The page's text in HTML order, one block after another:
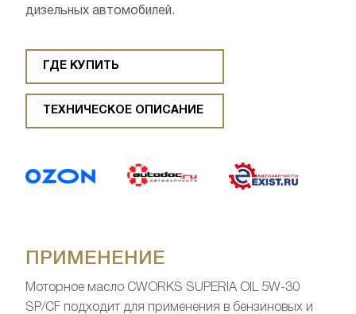
дизельных автомобилей.
ГДЕ КУПИТЬ
ТЕХНИЧЕСКОЕ ОПИСАНИЕ
ПРИМЕНЕНИЕ
Моторное масло CWORKS SUPERIA OIL 5W-30
SP/CF подходит для применения в бензиновых и